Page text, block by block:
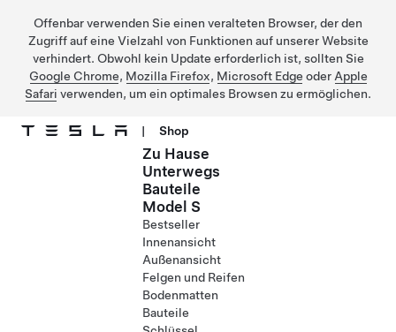
Offenbar verwenden Sie einen veralteten Browser, der den
Zugriff auf eine Vielzahl von Funktionen auf unserer Website
verhindert. Obwohl kein Update erforderlich ist, sollten Sie
Google Chrome, Mozilla Firefox, Microsoft Edge oder Apple
Safari verwenden, um ein optimales Browsen zu ermöglichen.
| Shop
Zu Hause
Unterwegs
Bauteile
Model S
Bestseller
Innenansicht
Außenansicht
Felgen und Reifen
Bodenmatten
Bauteile